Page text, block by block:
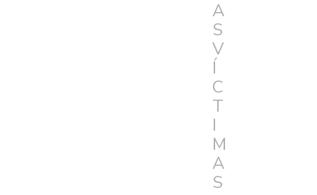
A
S
V
Í
C
T
I
M
A
S